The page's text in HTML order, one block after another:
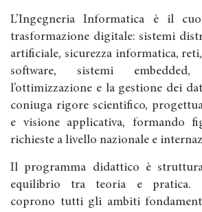
L’Ingegneria Informatica è il
trasformazione digitale: sistemi
artificiale, sicurezza informatica,
software, sistemi
l’ottimizzazione e la gestione dei
coniuga rigore scientifico,
e visione applicativa, formando
richieste a livello nazionale e
Il programma didattico è
equilibrio tra teoria e pratica.
coprono tutti gli ambiti